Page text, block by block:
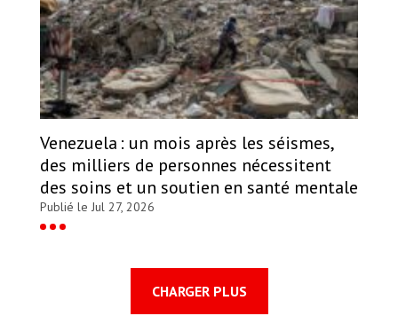
Venezuela : un mois après les séismes,
des milliers de personnes nécessitent
des soins et un soutien en santé mentale
Publié le Jul 27, 2026
CHARGER PLUS